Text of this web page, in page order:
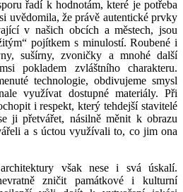
řadí k hodnotám, které je potřeba
uvědomila, že právě autentické prvky
v našich obcích a městech, jsou
pojítkem s minulostí. Roubené i
sušírny, zvoničky a mnohé další
pokladem zvláštního charakteru.
technologie, obdivujeme smysl
využívat dostupné materiály. Při
i respekt, který tehdejší stavitelé
ji přetvářet, násilně měnit k obrazu
a s úctou využívali to, co jim ona
však nese i svá úskalí.
zničit památkové i kulturní